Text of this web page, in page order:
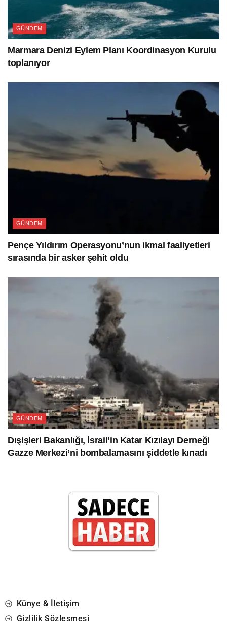
GÜNDEM
Marmara Denizi Eylem Planı Koordinasyon Kurulu
toplanıyor
GÜNDEM
Pençe Yıldırım Operasyonu’nun ikmal faaliyetleri
sırasında bir asker şehit oldu
GÜNDEM
Dışişleri Bakanlığı, İsrail’in Katar Kızılayı Derneği
Gazze Merkezi’ni bombalamasını şiddetle kınadı
Künye & İletişim
Gizlilik Sözleşmesi